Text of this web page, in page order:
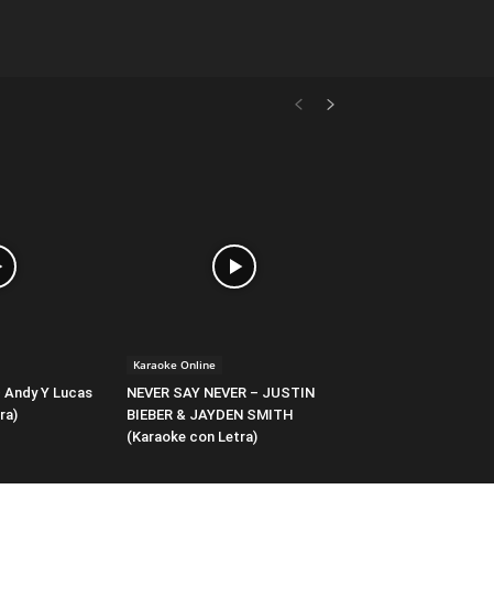
Y Lucas
Karaoke Online
NEVER SAY NEVER – JUSTIN
BIEBER & JAYDEN SMITH
(Karaoke con Letra)